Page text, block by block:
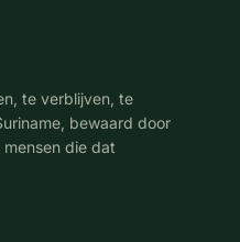
te verblijven, te
bewaard door
die dat